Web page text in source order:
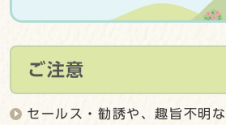
ご注意
セールス・勧誘や、趣旨不明